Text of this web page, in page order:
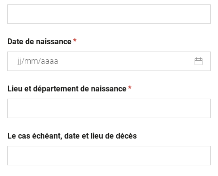
Date de naissance(obligatoire)
*
slash
MM
Lieu et département de naissance(obligatoire)
*
Le cas échéant, date et lieu de décès